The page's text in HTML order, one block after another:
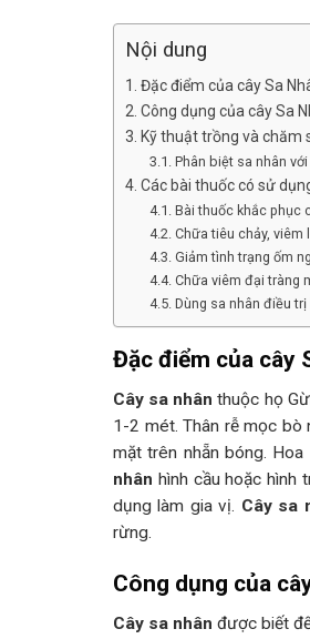
Nội dung
Đặc điểm của cây Sa
Công dụng của cây Sa
Kỹ thuật trồng và chăm
Phân biệt sa nhân
Các bài thuốc có sử
Bài thuốc khắc phục
Chữa tiêu chảy, viêm
Giảm tình trạng ốm
Chữa viêm đại tràng
Dùng sa nhân điều
Đặc điểm của cây
Cây sa nhân thuộc họ
1-2 mét. Thân rễ mọc bò
mặt trên nhẵn bóng. Hoa
nhân hình cầu hoặc hình
dụng làm gia vị. Cây sa
rừng.
Công dụng của
Cây sa nhân được biết